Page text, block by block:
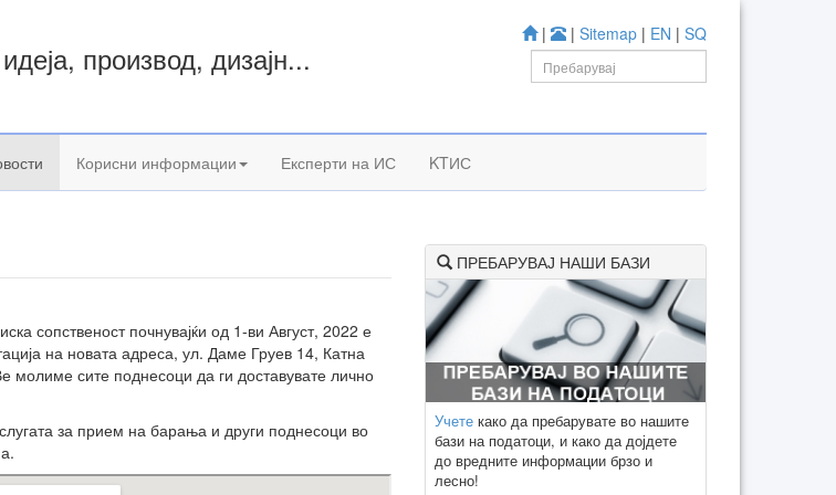
| | Sitemap | EN | SQ
производ, дизајн...
Корисни информации Експерти на ИС KTИС
сопственост почнувајќи од 1-ви Август, 2022 е
на новата адреса, ул. Даме Груев 14, Катна
молиме сите поднесоци да ги доставувате лично
за прием на барања и други поднесоци во
ПРЕБАРУВАЈ НАШИ БАЗИ
Учете како да пребарувате во нашите
бази на податоци, и како да дојдете
до вредните информации брзо и
лесно!